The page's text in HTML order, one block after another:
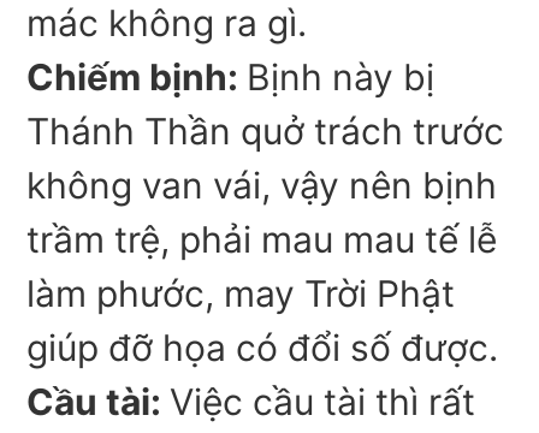
mác không ra gì.
Chiếm bịnh: Bịnh này bị
Thánh Thần quở trách trước
không van vái, vậy nên bịnh
trầm trệ, phải mau mau tế lễ
làm phước, may Trời Phật
giúp đỡ họa có đổi số được.
Cầu tài: Việc cầu tài thì rất